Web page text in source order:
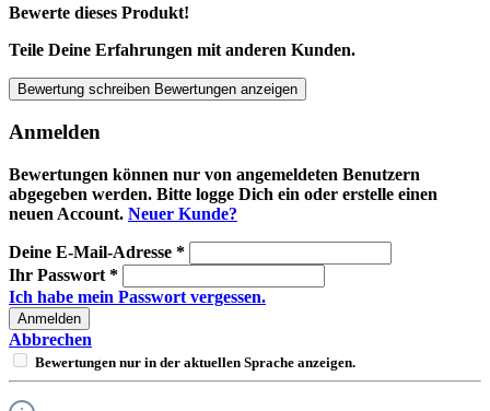
Bewerte dieses Produkt!
Teile Deine Erfahrungen mit anderen Kunden.
Bewertung schreiben Bewertungen anzeigen
Anmelden
Bewertungen können nur von angemeldeten Benutzern
abgegeben werden. Bitte logge Dich ein oder erstelle einen
neuen Account. Neuer Kunde?
Deine E-Mail-Adresse *
Ihr Passwort *
Ich habe mein Passwort vergessen.
Anmelden
Abbrechen
Bewertungen nur in der aktuellen Sprache anzeigen.